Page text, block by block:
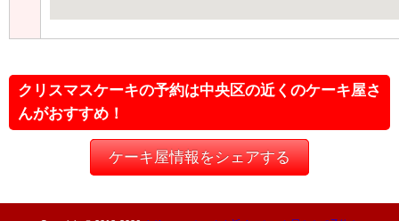
クリスマスケーキの予約は中央区の近くのケーキ屋さ
んがおすすめ！
ケーキ屋情報をシェアする